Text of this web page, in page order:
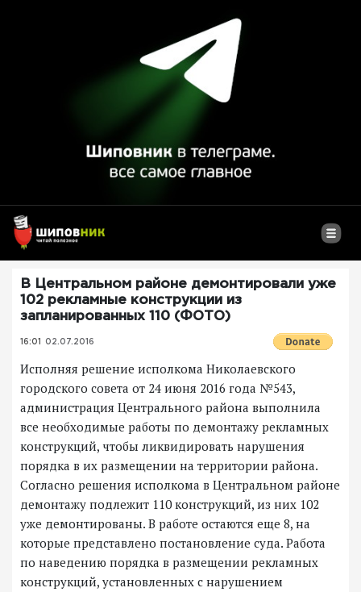
В Центральном районе демонтировали уже
102 рекламные конструкции из
запланированных 110 (ФОТО)
16:01 02.07.2016
Исполняя решение исполкома Николаевского
городского совета от 24 июня 2016 года №543,
администрация Центрального района выполнила
все необходимые работы по демонтажу рекламных
конструкций, чтобы ликвидировать нарушения
порядка в их размещении на территории района.
Согласно решения исполкома в Центральном районе
демонтажу подлежит 110 конструкций, из них 102
уже демонтированы. В работе остаются еще 8, на
которые представлено постановление суда. Работа
по наведению порядка в размещении рекламных
конструкций, установленных с нарушением